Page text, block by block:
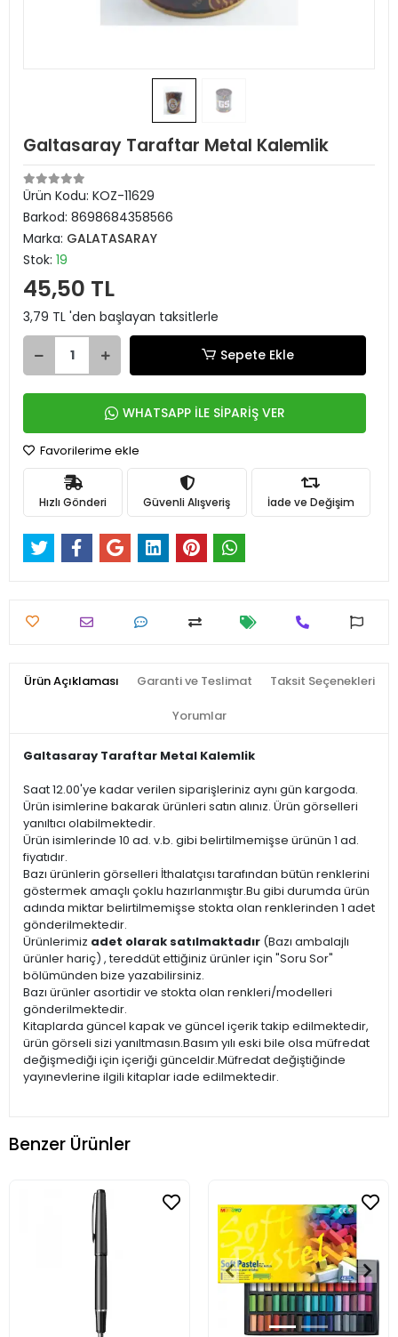
Galtasaray Taraftar Metal Kalemlik
Ürün Kodu: KOZ-11629
Barkod: 8698684358566
Marka: GALATASARAY
Stok: 19
45,50 TL
3,79 TL 'den başlayan taksitlerle
Sepete Ekle
WHATSAPP İLE SİPARİŞ VER
Favorilerime ekle
Hızlı Gönderi Güvenli Alışveriş İade ve Değişim
Ürün Açıklaması Garanti ve Teslimat Taksit Seçenekleri
Yorumlar
Galtasaray Taraftar Metal Kalemlik
Saat 12.00'ye kadar verilen siparişleriniz aynı gün kargoda.
Ürün isimlerine bakarak ürünleri satın alınız. Ürün görselleri
yanıltıcı olabilmektedir.
Ürün isimlerinde 10 ad. v.b. gibi belirtilmemişse ürünün 1 ad.
fiyatıdır.
Bazı ürünlerin görselleri İthalatçısı tarafından bütün renklerini
göstermek amaçlı çoklu hazırlanmıştır.Bu gibi durumda ürün
adında miktar belirtilmemişse stokta olan renklerinden 1 adet
gönderilmektedir.
Ürünlerimiz adet olarak satılmaktadır (Bazı ambalajlı
ürünler hariç) , tereddüt ettiğiniz ürünler için "Soru Sor"
bölümünden bize yazabilirsiniz.
Bazı ürünler asortidir ve stokta olan renkleri/modelleri
gönderilmektedir.
Kitaplarda güncel kapak ve güncel içerik takip edilmektedir,
ürün görseli sizi yanıltmasın.Basım yılı eski bile olsa müfredat
değişmediği için içeriği günceldir.Müfredat değiştiğinde
yayınevlerine ilgili kitaplar iade edilmektedir.
Benzer Ürünler